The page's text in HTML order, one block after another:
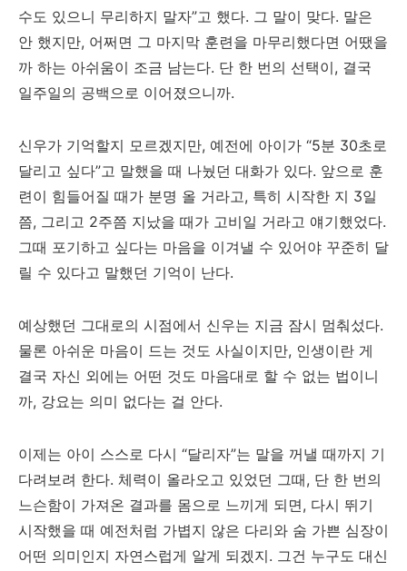
수도 있으니 무리하지 말자”고 했다. 그 말이 맞다. 말은
안 했지만, 어쩌면 그 마지막 훈련을 마무리했다면 어땠을
까 하는 아쉬움이 조금 남는다. 단 한 번의 선택이, 결국
일주일의 공백으로 이어졌으니까.
신우가 기억할지 모르겠지만, 예전에 아이가 “5분 30초로
달리고 싶다”고 말했을 때 나눴던 대화가 있다. 앞으로 훈
련이 힘들어질 때가 분명 올 거라고, 특히 시작한 지 3일
쯤, 그리고 2주쯤 지났을 때가 고비일 거라고 얘기했었다.
그때 포기하고 싶다는 마음을 이겨낼 수 있어야 꾸준히 달
릴 수 있다고 말했던 기억이 난다.
예상했던 그대로의 시점에서 신우는 지금 잠시 멈춰섰다.
물론 아쉬운 마음이 드는 것도 사실이지만, 인생이란 게
결국 자신 외에는 어떤 것도 마음대로 할 수 없는 법이니
까, 강요는 의미 없다는 걸 안다.
이제는 아이 스스로 다시 “달리자”는 말을 꺼낼 때까지 기
다려보려 한다. 체력이 올라오고 있었던 그때, 단 한 번의
느슨함이 가져온 결과를 몸으로 느끼게 되면, 다시 뛰기
시작했을 때 예전처럼 가볍지 않은 다리와 숨 가쁜 심장이
어떤 의미인지 자연스럽게 알게 되겠지. 그건 누구도 대신